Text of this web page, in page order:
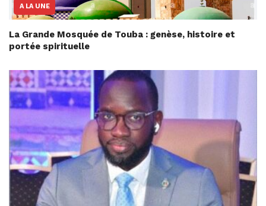
A LA UNE
La Grande Mosquée de Touba : genèse, histoire et
portée spirituelle